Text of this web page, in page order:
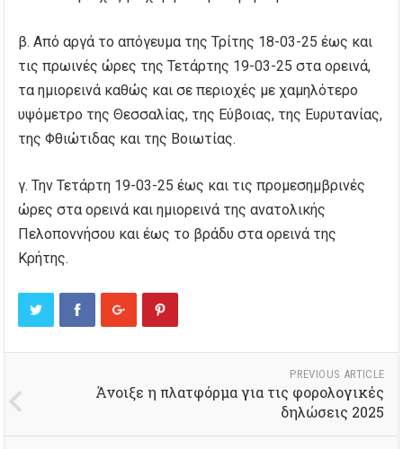
β. Από αργά το απόγευμα της Τρίτης 18-03-25 έως και
τις πρωινές ώρες της Τετάρτης 19-03-25 στα ορεινά,
τα ημιορεινά καθώς και σε περιοχές με χαμηλότερο
υψόμετρο της Θεσσαλίας, της Εύβοιας, της Ευρυτανίας,
της Φθιώτιδας και της Βοιωτίας.
γ. Την Τετάρτη 19-03-25 έως και τις προμεσημβρινές
ώρες στα ορεινά και ημιορεινά της ανατολικής
Πελοποννήσου και έως το βράδυ στα ορεινά της
Κρήτης.
PREVIOUS ARTICLE
Άνοιξε η πλατφόρμα για τις φορολογικές
δηλώσεις 2025